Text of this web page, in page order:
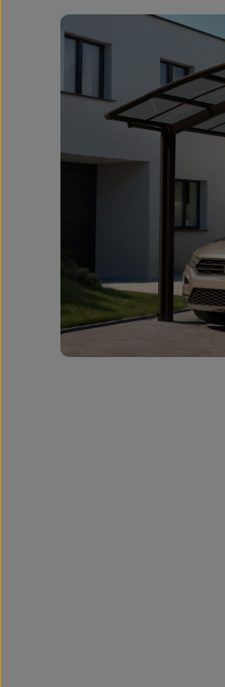
Bildergalerie überspringen